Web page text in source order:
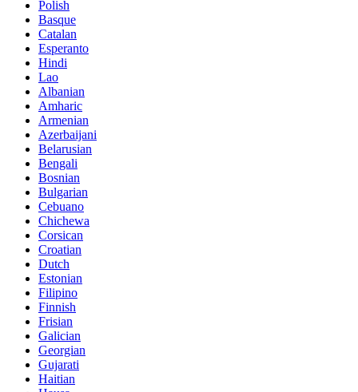
Polish
Basque
Catalan
Esperanto
Hindi
Lao
Albanian
Amharic
Armenian
Azerbaijani
Belarusian
Bengali
Bosnian
Bulgarian
Cebuano
Chichewa
Corsican
Croatian
Dutch
Estonian
Filipino
Finnish
Frisian
Galician
Georgian
Gujarati
Haitian